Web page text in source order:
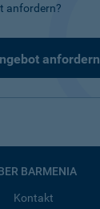
anfordern?
anfordern
BARMENIA
Kontakt